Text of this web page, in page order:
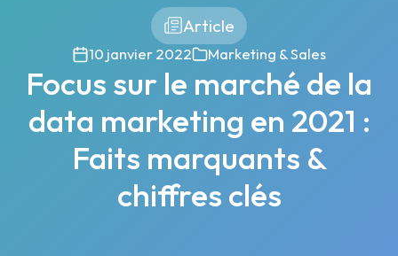
Article
10 janvier 2022 Marketing & Sales
Focus sur le marché de la
data marketing en 2021 :
Faits marquants &
chiffres clés